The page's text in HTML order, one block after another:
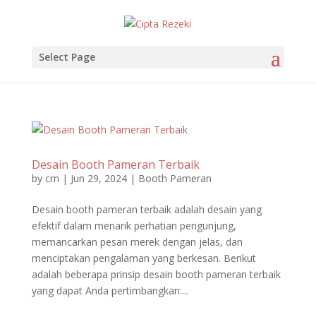
Select Page
Desain Booth Pameran Terbaik
by crn | Jun 29, 2024| Booth Pameran
Desain booth pameran terbaik adalah desain yang
efektif dalam menarik perhatian pengunjung,
memancarkan pesan merek dengan jelas, dan
menciptakan pengalaman yang berkesan. Berikut
adalah beberapa prinsip desain booth pameran terbaik
yang dapat Anda pertimbangkan:...